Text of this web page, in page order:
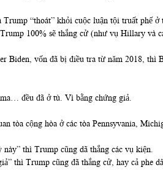
“thoát” khỏi cuộc luận tội truất phế ở
100% sẽ thắng cử (như vụ Hillary và
Biden, vốn đã bị điều tra từ năm 2018, thì
đều đã ở tù. Vì bằng chứng giả.
tòa cộng hòa ở các tòa Pennsyvania,
thì Trump cũng dã thắng các vụ kiện.
thì Trump cũng đã thắng cử, hay cả phe